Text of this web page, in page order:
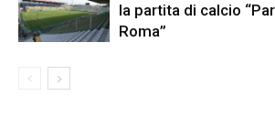
la partita di calcio
Roma”